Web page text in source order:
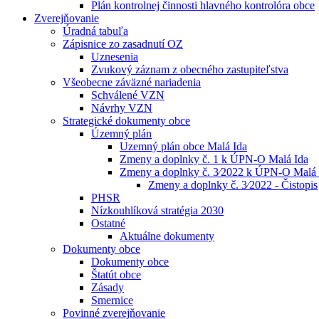
Plán kontrolnej činnosti hlavného kontrolóra obce
Zverejňovanie
Úradná tabuľa
Zápisnice zo zasadnutí OZ
Uznesenia
Zvukový záznam z obecného zastupiteľstva
Všeobecne záväzné nariadenia
Schválené VZN
Návrhy VZN
Strategické dokumenty obce
Územný plán
Uzemný plán obce Malá Ida
Zmeny a doplnky č. 1 k ÚPN-O Malá Ida
Zmeny a doplnky č. 3⁄2022 k ÚPN-O Malá
Zmeny a doplnky č. 3⁄2022 - Čistopis
PHSR
Nízkouhlíková stratégia 2030
Ostatné
Aktuálne dokumenty
Dokumenty obce
Dokumenty obce
Štatút obce
Zásady
Smernice
Povinné zverejňovanie